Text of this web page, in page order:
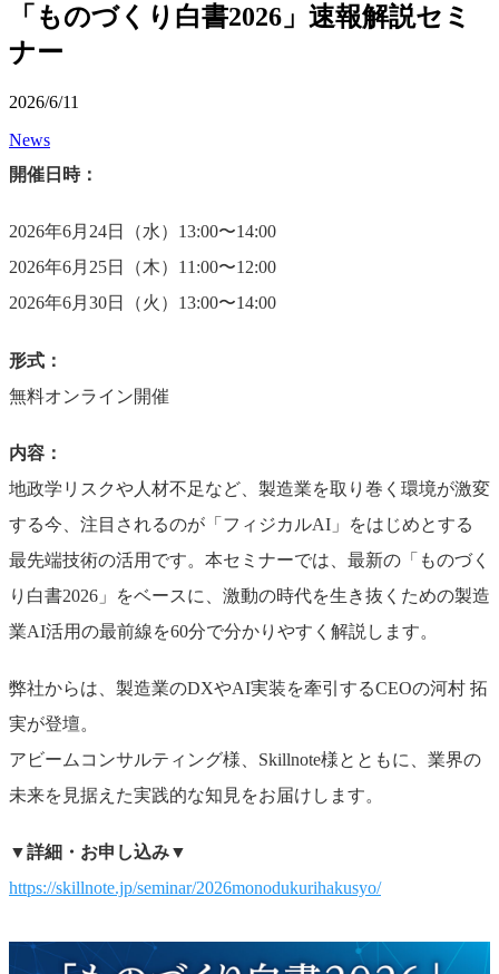
「ものづくり白書2026」速報解説セミ
ナー
2026/6/11
News
開催日時：
2026年6月24日（水）13:00〜14:00
2026年6月25日（木）11:00〜12:00
2026年6月30日（火）13:00〜14:00
形式：
無料オンライン開催
内容：
地政学リスクや人材不足など、製造業を取り巻く環境が激変
する今、注目されるのが「フィジカルAI」をはじめとする
最先端技術の活用です。本セミナーでは、最新の「ものづく
り白書2026」をベースに、激動の時代を生き抜くための製造
業AI活用の最前線を60分で分かりやすく解説します。
弊社からは、製造業のDXやAI実装を牽引するCEOの河村 拓
実が登壇。
アビームコンサルティング様、Skillnote様とともに、業界の
未来を見据えた実践的な知見をお届けします。
▼詳細・お申し込み▼
https://skillnote.jp/seminar/2026monodukurihakusyo/